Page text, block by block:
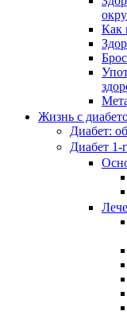
Как
Жизнь с
Диабет:
Диабет 1-